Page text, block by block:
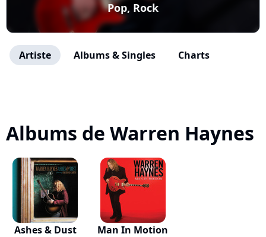
Pop, Rock
Artiste Albums & Singles Charts
Albums de Warren Haynes
Ashes & Dust
Man In Motion